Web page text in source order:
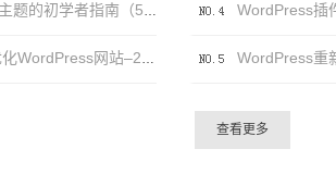
开发WordPress主题的初学者指南（5个步骤）
如何在2020年优化WordPress网站–20个（可行）技巧
WordPress插
查看更多